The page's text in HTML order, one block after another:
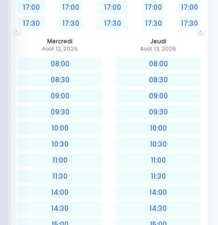
17:00
17:30
17:00
17:30
17:00
17:30
17:00
17:30
17:00
17:30
Mercredi
Août 12, 2026
08:00
08:30
09:00
09:30
10:00
10:30
11:00
11:30
14:00
14:30
Jeudi
Août 13, 2026
08:00
08:30
09:00
09:30
10:00
10:30
11:00
11:30
14:00
14:30